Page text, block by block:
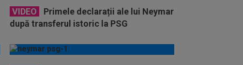
VIDEO
Primele declarații ale lui Neymar
după transferul istoric la PSG